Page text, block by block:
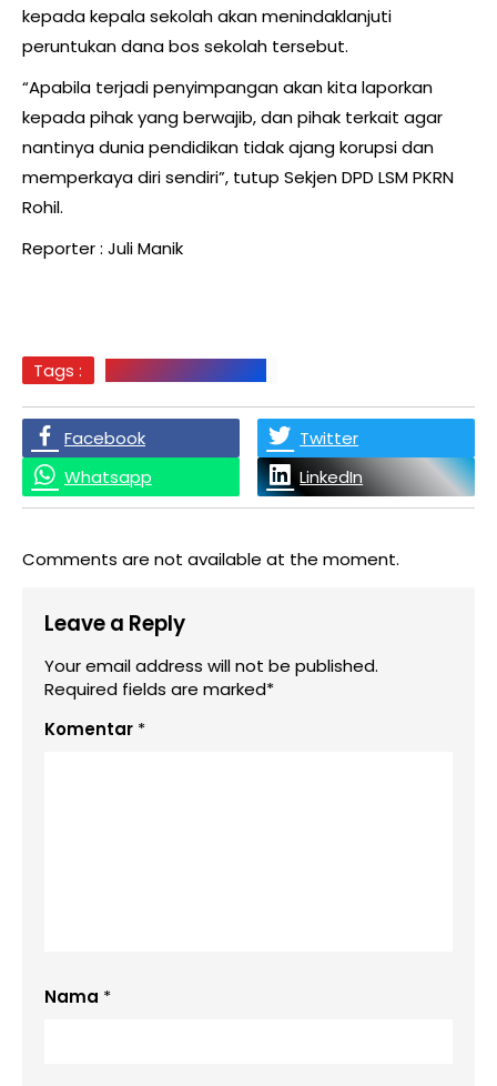
kepada kepala sekolah akan menindaklanjuti
peruntukan dana bos sekolah tersebut.
“Apabila terjadi penyimpangan akan kita laporkan
kepada pihak yang berwajib, dan pihak terkait agar
nantinya dunia pendidikan tidak ajang korupsi dan
memperkaya diri sendiri”, tutup Sekjen DPD LSM PKRN
Rohil.
Reporter : Juli Manik
Tags :
Facebook
Twitter
Whatsapp
LinkedIn
Comments are not available at the moment.
Leave a Reply
Your email address will not be published.
Required fields are marked*
Komentar *
Nama *